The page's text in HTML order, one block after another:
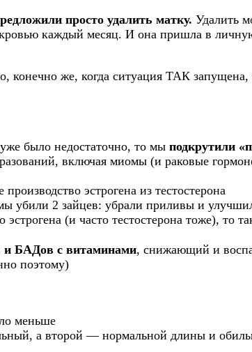
просто удалить матку. Удалить
каждый месяц. И она пришла в
конечно же, когда ситуация ТАК
было недостаточно, то мы подкрутили
включая миомы (и раковые
эстрогена из тестостерона
убили 2 зайцев: убрали приливы и
(и часто тестостерона тоже), то
и БАДов с витаминами, снижающий и
поэтому)
меньше
а второй — нормальной длины и